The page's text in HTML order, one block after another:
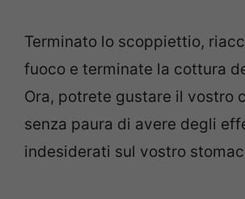
Terminato lo scoppiettio,
fuoco e terminate la cottura
Ora, potrete gustare il vostro
senza paura di avere degli
indesiderati sul vostro